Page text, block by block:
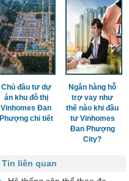
Chủ đầu tư dự
án khu đô thị
Vinhomes Đan
Phượng chi tiết
Ngân hàng hỗ
trợ vay như
thế nào khi đầu
tư Vinhomes
Đan Phượng
City?
Tin liên quan